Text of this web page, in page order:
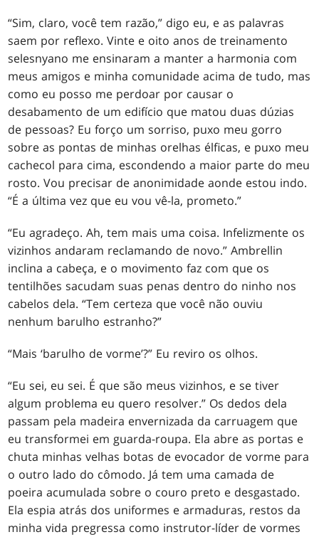
“Sim, claro, você tem razão,” digo eu, e as palavras
saem por reflexo. Vinte e oito anos de treinamento
selesnyano me ensinaram a manter a harmonia com
meus amigos e minha comunidade acima de tudo, mas
como eu posso me perdoar por causar o
desabamento de um edifício que matou duas dúzias
de pessoas? Eu forço um sorriso, puxo meu gorro
sobre as pontas de minhas orelhas élficas, e puxo meu
cachecol para cima, escondendo a maior parte do meu
rosto. Vou precisar de anonimidade aonde estou indo.
“É a última vez que eu vou vê-la, prometo.”
“Eu agradeço. Ah, tem mais uma coisa. Infelizmente os
vizinhos andaram reclamando de novo.” Ambrellin
inclina a cabeça, e o movimento faz com que os
tentilhões sacudam suas penas dentro do ninho nos
cabelos dela. “Tem certeza que você não ouviu
nenhum barulho estranho?”
“Mais ‘barulho de vorme’?” Eu reviro os olhos.
“Eu sei, eu sei. É que são meus vizinhos, e se tiver
algum problema eu quero resolver.” Os dedos dela
passam pela madeira envernizada da carruagem que
eu transformei em guarda-roupa. Ela abre as portas e
chuta minhas velhas botas de evocador de vorme para
o outro lado do cômodo. Já tem uma camada de
poeira acumulada sobre o couro preto e desgastado.
Ela espia atrás dos uniformes e armaduras, restos da
minha vida pregressa como instrutor-líder de vormes